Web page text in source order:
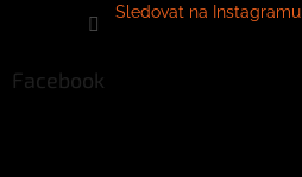
Sledovat na Instagramu
Facebook